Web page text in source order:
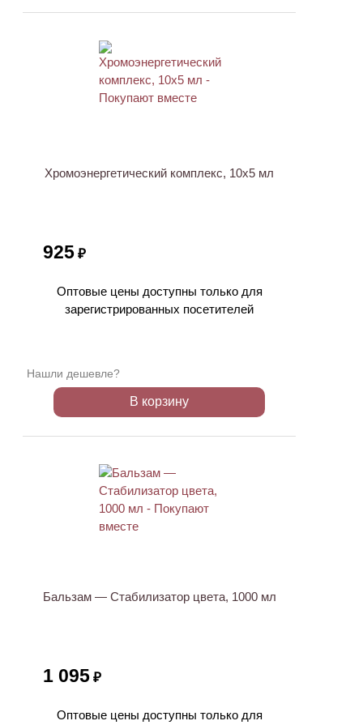
Хромоэнергетический комплекс, 10х5 мл
925 ₽
Оптовые цены доступны только для
зарегистрированных посетителей
Нашли дешевле?
В корзину
Бальзам — Стабилизатор цвета, 1000 мл
1 095 ₽
Оптовые цены доступны только для